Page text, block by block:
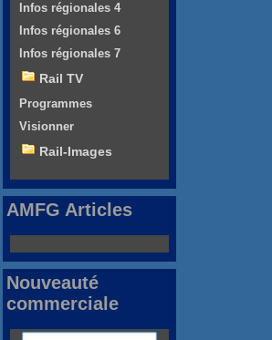
Infos régionales 4
Infos régionales 6
Infos régionales 7
Rail TV
Programmes
Visionner
Rail-Images
AMFG Articles
Nouveauté
commerciale